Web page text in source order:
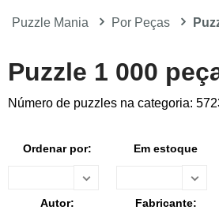
Puzzle Mania Por Peças
Puzzle 1 000
Número de puzzles na categoria:
Ordenar por: Em estoque
Autor: Fabricante: